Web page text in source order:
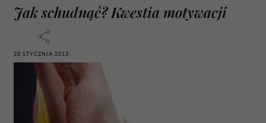
Jak schudnąć? Kwestia motywacji
28 STYCZNIA 2013